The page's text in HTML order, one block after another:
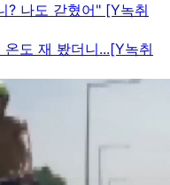
? 나도 갇혔어" [Y녹취
도 재 봤더니...[Y녹취